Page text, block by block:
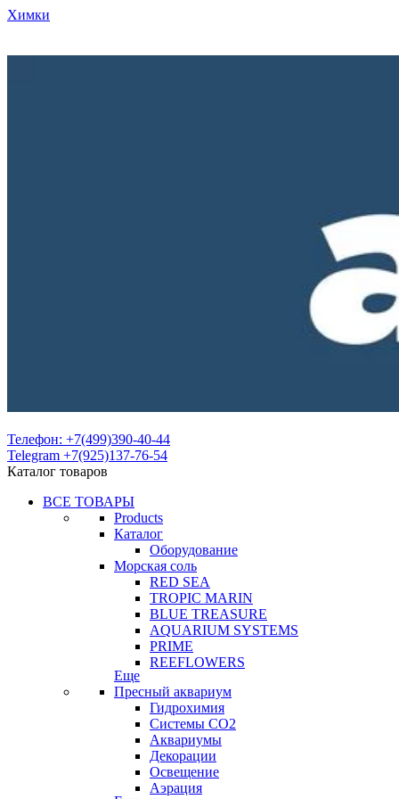
Химки
Телефон: +7(499)390-40-44
Telegram +7(925)137-76-54
Каталог товаров
ВСЕ ТОВАРЫ
Products
Каталог
Оборудование
Морская соль
RED SEA
TROPIC MARIN
BLUE TREASURE
AQUARIUM SYSTEMS
PRIME
REEFLOWERS
Еще
Пресный аквариум
Гидрохимия
Системы СО2
Аквариумы
Декорации
Освещение
Аэрация